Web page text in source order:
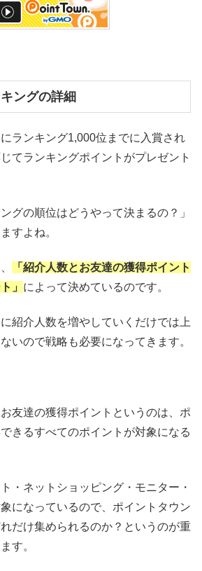
ングの詳細
ランキング1,000位までに入賞され
てランキングポイントがプレゼント
グの順位はどうやって決まるの？」
すよね。
「紹介人数とお友達の獲得ポイント
」 によって決めているのです。
紹介人数を増やしていくだけでは上
いので戦略も必要になってきます。
友達の獲得ポイントというのは、ポ
きるすべてのポイントが対象になる
・ネットショッピング・モニター・
になっているので、ポイントタウン
だけ集められるのか？というのが重
す。